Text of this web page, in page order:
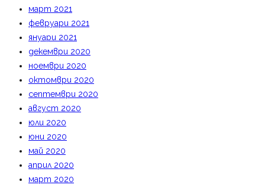
март 2021
февруари 2021
януари 2021
декември 2020
ноември 2020
октомври 2020
септември 2020
август 2020
юли 2020
юни 2020
май 2020
април 2020
март 2020